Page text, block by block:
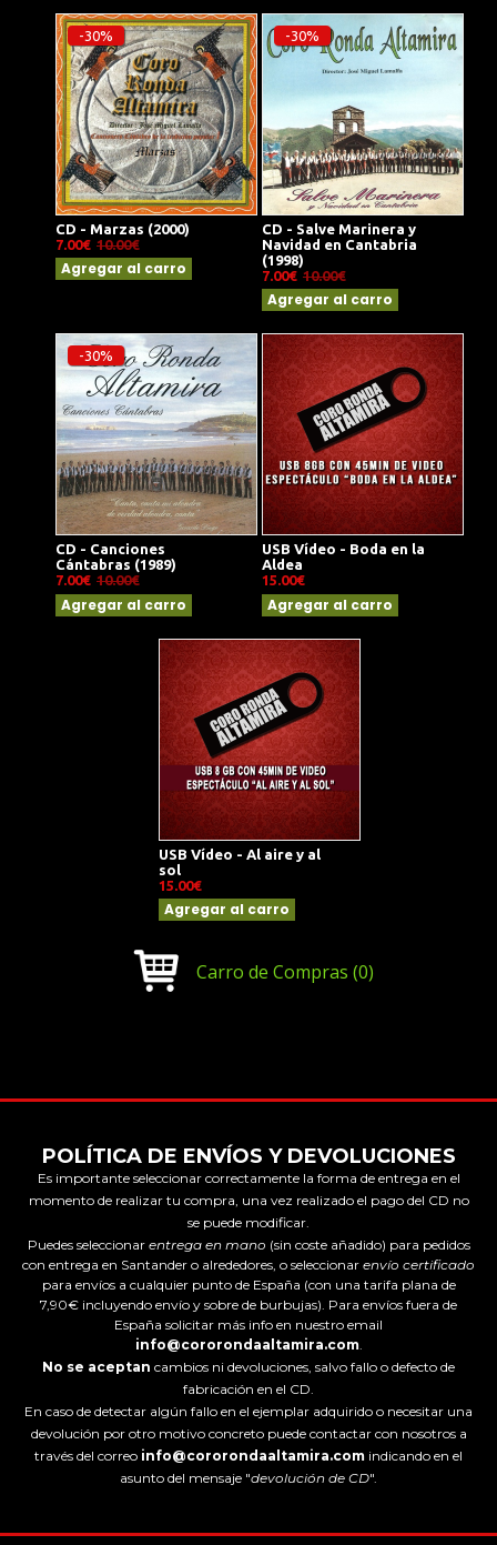
-30%
CD - Marzas (2000)
7.00€ 10.00€
Agregar al carro
-30%
CD - Salve Marinera y
Navidad en Cantabria
(1998)
7.00€ 10.00€
Agregar al carro
-30%
CD - Canciones
Cántabras (1989)
7.00€ 10.00€
Agregar al carro
USB Vídeo - Boda en la
Aldea
15.00€
Agregar al carro
USB Vídeo - Al aire y al
sol
15.00€
Agregar al carro
Carro de Compras (0)
POLÍTICA DE ENVÍOS Y DEVOLUCIONES
Es importante seleccionar correctamente la forma de entrega en el
momento de realizar tu compra, una vez realizado el pago del CD no
se puede modificar.
Puedes seleccionar entrega en mano (sin coste añadido) para pedidos
con entrega en Santander o alrededores, o seleccionar envío certificado
para envíos a cualquier punto de España (con una tarifa plana de
7,90€ incluyendo envío y sobre de burbujas). Para envíos fuera de
España solicitar más info en nuestro email
info@cororondaaltamira.com.
No se aceptan cambios ni devoluciones, salvo fallo o defecto de
fabricación en el CD.
En caso de detectar algún fallo en el ejemplar adquirido o necesitar una
devolución por otro motivo concreto puede contactar con nosotros a
través del correo info@cororondaaltamira.com indicando en el
asunto del mensaje "devolución de CD".